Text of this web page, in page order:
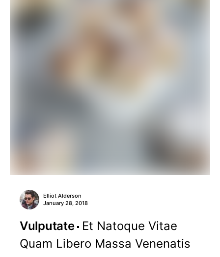
Elliot Alderson
January 28, 2018
Vulputate
Et Natoque Vitae
Quam Libero Massa Venenatis